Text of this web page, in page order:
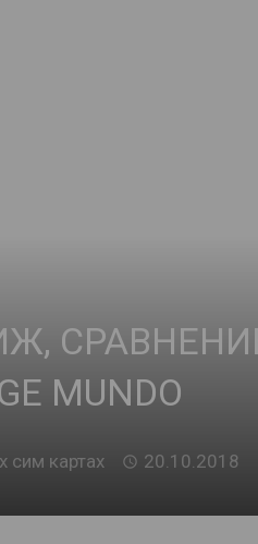
MUNDO
сим картах 20.10.2018